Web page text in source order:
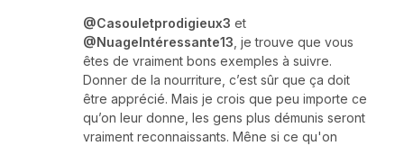
@Casouletprodigieux3 et
@NuageIntéressante13 , je trouve que vous
êtes de vraiment bons exemples à suivre.
Donner de la nourriture, c’est sûr que ça doit
être apprécié. Mais je crois que peu importe ce
qu’on leur donne, les gens plus démunis seront
vraiment reconnaissants. Mêne si ce qu'on